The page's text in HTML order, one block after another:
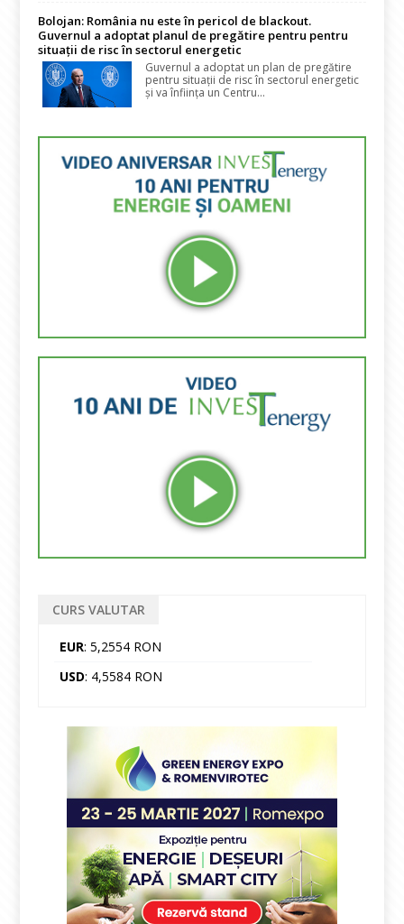
Bolojan: România nu este în pericol de blackout.
Guvernul a adoptat planul de pregătire pentru pentru
situații de risc în sectorul energetic
Guvernul a adoptat un plan de pregătire
pentru situații de risc în sectorul energetic
și va înființa un Centru...
CURS VALUTAR
EUR: 5,2554 RON
USD: 4,5584 RON